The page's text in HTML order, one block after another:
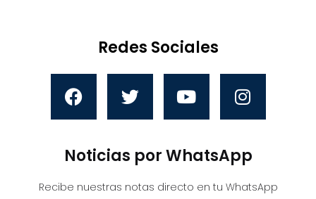
Redes Sociales
Noticias por WhatsApp
Recibe nuestras notas directo en tu WhatsApp